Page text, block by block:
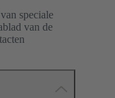
speciale
van de